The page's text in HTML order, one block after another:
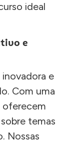
ideal
e
e
Com uma
oferecem
temas
Nossas